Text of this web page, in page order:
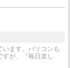
います。パソコンも
すが、『毎日楽し